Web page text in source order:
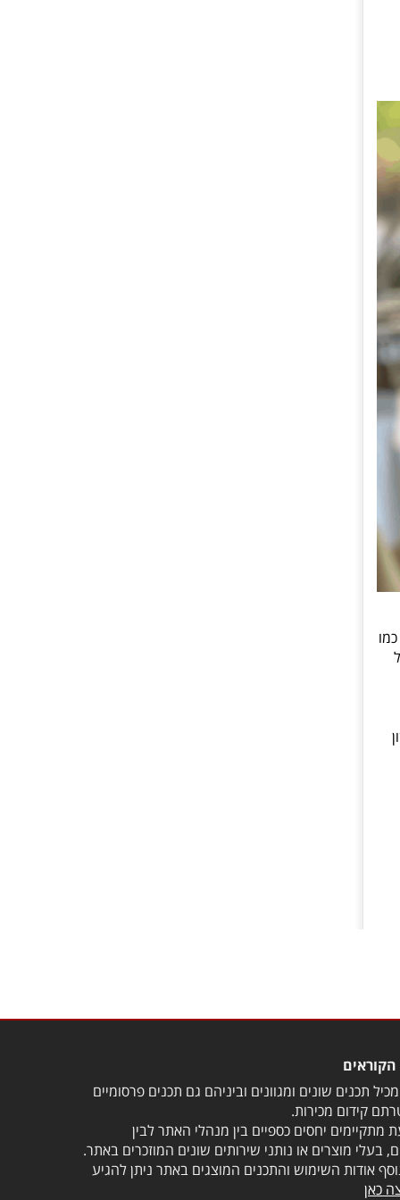
'עד 120', מספרת כי "אני כבר מזמן לא יודעת בעל פה את לוח השידורים של ערוץ 12, כמו
הקוראים
תכנים שונים ומגוונים וביניהם גם תכנים פרסומיים
קידום מכירות.
מתקיימים יחסים כספיים בין מנהלי האתר לבין
בעלי מוצרים או נותני שירותים שונים המוזכרים באתר.
אודות השימוש והתכנים המוצגים באתר ניתן להגיע
כאן